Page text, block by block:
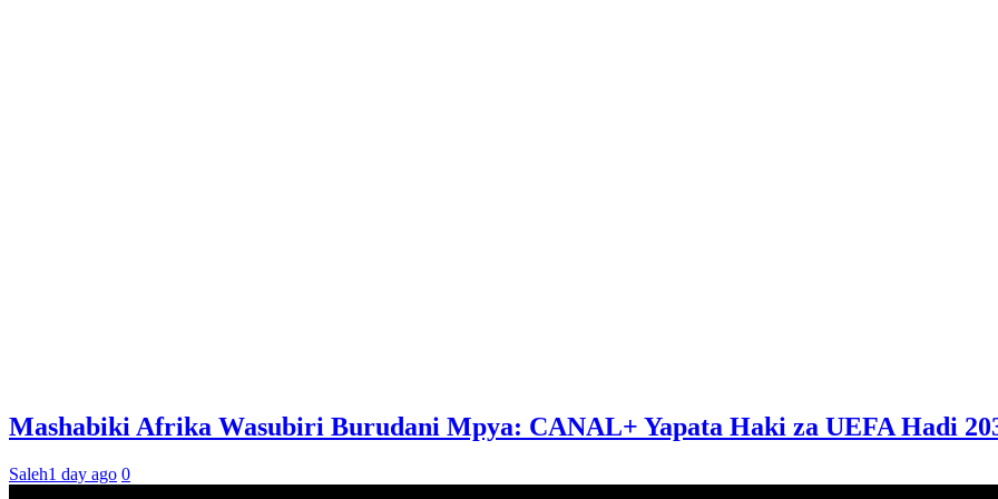
Mashabiki Afrika Wasubiri Burudani Mpya: CANAL+ Yapata Haki za UEFA Hadi
Saleh1 day ago 0